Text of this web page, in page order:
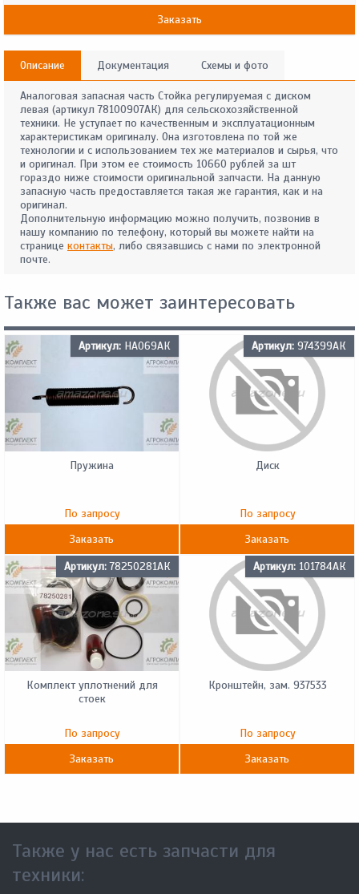
Заказать
Описание Документация Схемы и фото
Аналоговая запасная часть Стойка регулируемая с диском
левая (артикул 78100907АК) для сельскохозяйственной
техники. Не уступает по качественным и эксплуатационным
характеристикам оригиналу. Она изготовлена по той же
технологии и с использованием тех же материалов и сырья, что
и оригинал. При этом ее стоимость 10660 рублей за шт
гораздо ниже стоимости оригинальной запчасти. На данную
запасную часть предоставляется такая же гарантия, как и на
оригинал.
Дополнительную информацию можно получить, позвонив в
нашу компанию по телефону, который вы можете найти на
странице контакты, либо связавшись с нами по электронной
почте.
Также вас может заинтересовать
Артикул: HA069АК
Пружина
По запросу
Заказать
Артикул: 974399АК
Диск
По запросу
Заказать
Артикул:78250281АК
Комплект уплотнений для
стоек
По запросу
Заказать
Артикул: 101784АК
Кронштейн, зам. 937533
По запросу
Заказать
Также у нас есть запчасти для
техники: